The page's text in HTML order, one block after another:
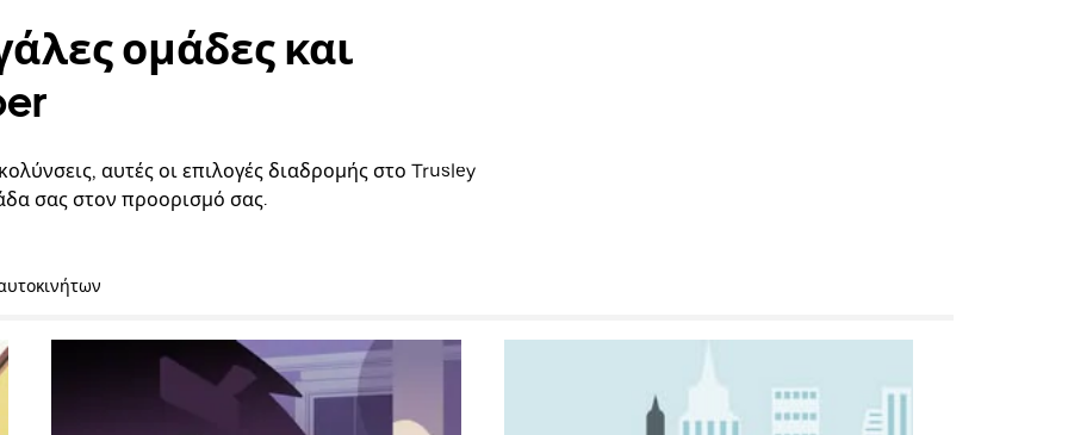
ομάδες και
αυτές οι επιλογές διαδρομής στο Trusley
σας στον προορισμό σας.